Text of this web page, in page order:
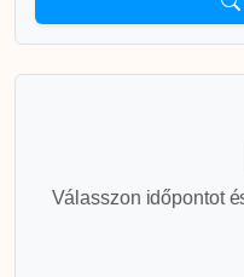
Válasszon időpontot